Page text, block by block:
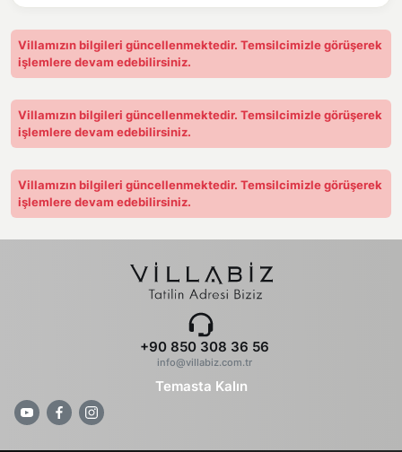
Villamızın bilgileri güncellenmektedir. Temsilcimizle görüşerek
işlemlere devam edebilirsiniz.
Villamızın bilgileri güncellenmektedir. Temsilcimizle görüşerek
işlemlere devam edebilirsiniz.
Villamızın bilgileri güncellenmektedir. Temsilcimizle görüşerek
işlemlere devam edebilirsiniz.
+90 850 308 36 56
info@villabiz.com.tr
Temasta Kalın